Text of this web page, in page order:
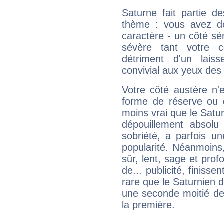
Saturne fait partie
thème : vous avez
caractère - un côté
sévère tant votre
détriment d'un
convivial aux yeux
Votre côté austère
forme de réserve
moins vrai que le
dépouillement
sobriété, a parfois
popularité.
sûr, lent, sage et
de... publicité,
rare que le Saturnien
une seconde moitié
la première.